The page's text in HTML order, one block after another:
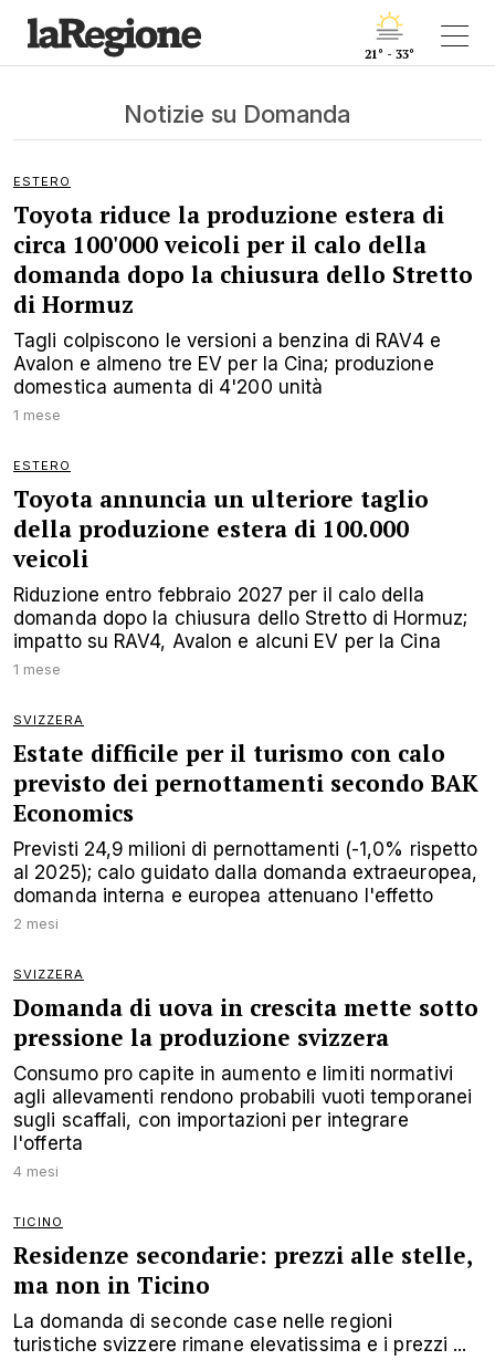
21° - 33°
Notizie su Domanda
ESTERO
Toyota riduce la produzione estera di
circa 100'000 veicoli per il calo della
domanda dopo la chiusura dello Stretto
di Hormuz
Tagli colpiscono le versioni a benzina di RAV4 e
Avalon e almeno tre EV per la Cina; produzione
domestica aumenta di 4'200 unità
1 mese
ESTERO
Toyota annuncia un ulteriore taglio
della produzione estera di 100.000
veicoli
Riduzione entro febbraio 2027 per il calo della
domanda dopo la chiusura dello Stretto di Hormuz;
impatto su RAV4, Avalon e alcuni EV per la Cina
1 mese
SVIZZERA
Estate difficile per il turismo con calo
previsto dei pernottamenti secondo BAK
Economics
Previsti 24,9 milioni di pernottamenti (-1,0% rispetto
al 2025); calo guidato dalla domanda extraeuropea,
domanda interna e europea attenuano l'effetto
2 mesi
SVIZZERA
Domanda di uova in crescita mette sotto
pressione la produzione svizzera
Consumo pro capite in aumento e limiti normativi
agli allevamenti rendono probabili vuoti temporanei
sugli scaffali, con importazioni per integrare
l'offerta
4 mesi
TICINO
Residenze secondarie: prezzi alle stelle,
ma non in Ticino
La domanda di seconde case nelle regioni
turistiche svizzere rimane elevatissima e i prezzi ...